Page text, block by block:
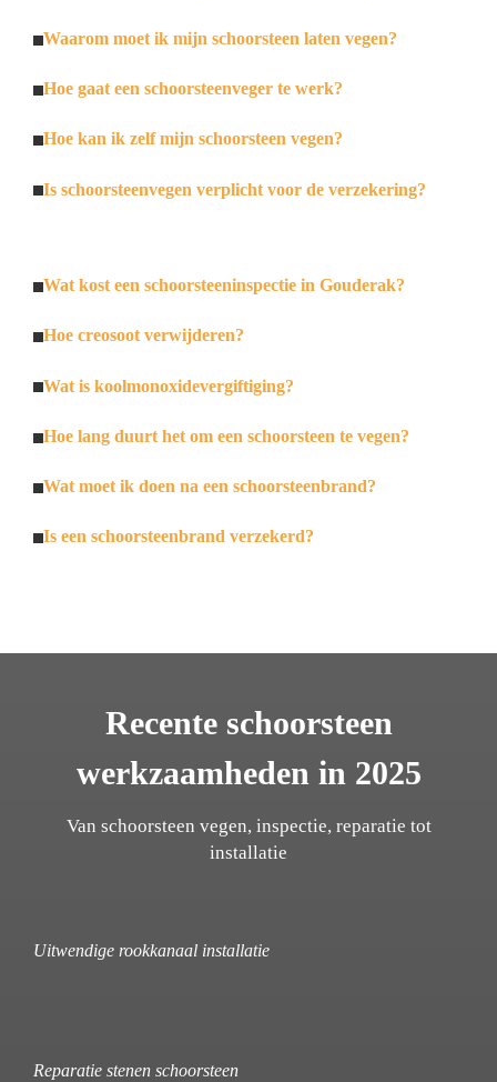
Waarom moet ik mijn schoorsteen laten vegen?
Hoe gaat een schoorsteenveger te werk?
Hoe kan ik zelf mijn schoorsteen vegen?
Is schoorsteenvegen verplicht voor de verzekering?
Wat kost een schoorsteeninspectie in Gouderak?
Hoe creosoot verwijderen?
Wat is koolmonoxidevergiftiging?
Hoe lang duurt het om een schoorsteen te vegen?
Wat moet ik doen na een schoorsteenbrand?
Is een schoorsteenbrand verzekerd?
Recente schoorsteen
werkzaamheden in 2025
Van schoorsteen vegen, inspectie, reparatie tot
installatie
Uitwendige rookkanaal installatie
Reparatie stenen schoorsteen